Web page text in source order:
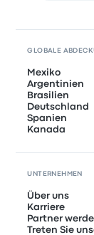
GLOBALE
Mexiko
Argentinien
Brasilien
Deutschland
Spanien
Kanada
UNTERNEHMEN
Über uns
Karriere
Partner
Treten Sie